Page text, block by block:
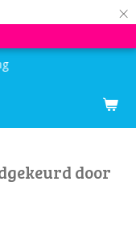
×
door